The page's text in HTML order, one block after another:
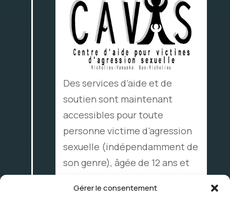
Gérer le consentement
Des services d’aide et de
soutien sont maintenant
accessibles pour toute
personne victime d’agression
sexuelle (indépendamment de
son genre), âgée de 12 ans et
proches.